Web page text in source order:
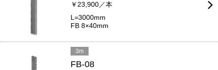
￥23,900／本
L=3000mm
FB 8×40mm
3m
FB-08